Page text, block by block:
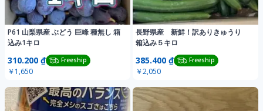
P61 山梨県産 ぶどう 巨峰 種無し 箱
込み1キロ
310.200 ₫ Freeship
￥1,650
長野県産 新鮮！訳ありきゅうり
箱込み５キロ
385.400 ₫ Freeship
￥2,050